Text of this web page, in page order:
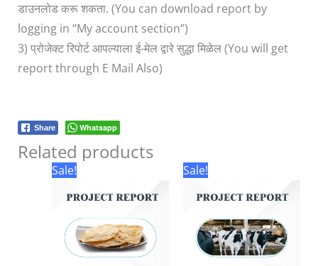
डाउनलोड करू शकता. (You can download report by
logging in “My account section”)
3) प्रोजेक्ट रिपोर्ट आपल्याला ई-मेल द्वारे सुद्धा मिळेल (You will get
report through E Mail Also)
Share Whatsapp
Related products
Sale!
was:
₹3,000.00.
is:
₹99.00.
Sale!
was:
₹3,000.00.
is:
₹99.00.